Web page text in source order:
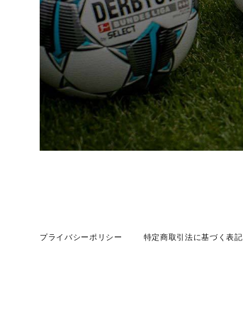
プライバシーポリシー 特定商取引法に基づく表記